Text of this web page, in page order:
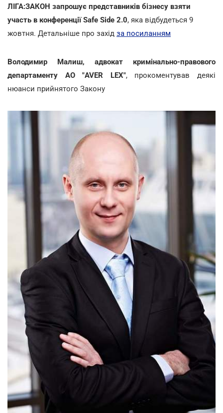
ЛІГА:ЗАКОН запрошує представників бізнесу взяти
участь в конференції Safe Side 2.0, яка відбудеться 9
жовтня. Детальніше про захід за посиланням
Володимир Малиш, адвокат кримінально-правового
департаменту АО "AVER LEX", прокоментував деякі
нюанси прийнятого Закону